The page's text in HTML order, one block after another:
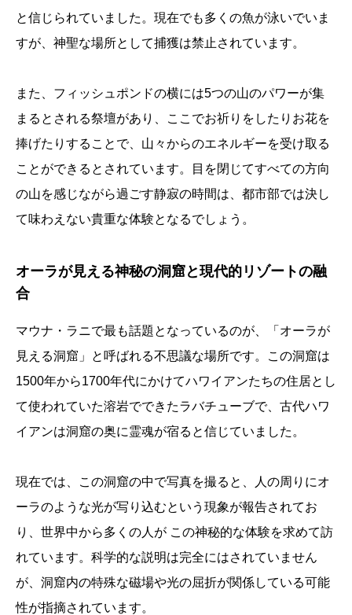
と信じられていました。現在でも多くの魚が泳いでいま
すが、神聖な場所として捕獲は禁止されています。
また、フィッシュポンドの横には5つの山のパワーが集
まるとされる祭壇があり、ここでお祈りをしたりお花を
捧げたりすることで、山々からのエネルギーを受け取る
ことができるとされています。目を閉じてすべての方向
の山を感じながら過ごす静寂の時間は、都市部では決し
て味わえない貴重な体験となるでしょう。
オーラが見える神秘の洞窟と現代的リゾートの融
合
マウナ・ラニで最も話題となっているのが、「オーラが
見える洞窟」と呼ばれる不思議な場所です。この洞窟は
1500年から1700年代にかけてハワイアンたちの住居とし
て使われていた溶岩でできたラバチューブで、古代ハワ
イアンは洞窟の奥に霊魂が宿ると信じていました。
現在では、この洞窟の中で写真を撮ると、人の周りにオ
ーラのような光が写り込むという現象が報告されてお
り、世界中から多くの人が この神秘的な体験を求めて訪
れています。科学的な説明は完全にはされていません
が、洞窟内の特殊な磁場や光の屈折が関係している可能
性が指摘されています。